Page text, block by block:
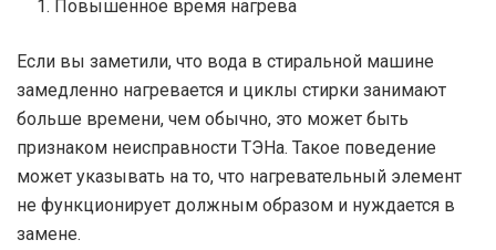
Повышенное время нагрева
Если вы заметили, что вода в стиральной машине
замедленно нагревается и циклы стирки занимают
больше времени, чем обычно, это может быть
признаком неисправности ТЭНа. Такое поведение
может указывать на то, что нагревательный элемент
не функционирует должным образом и нуждается в
замене.